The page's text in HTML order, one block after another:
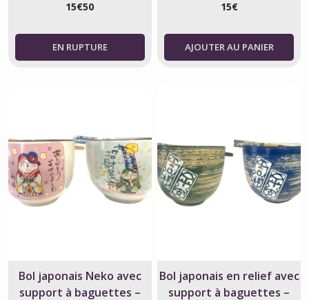
15€50 15€
AJOUTER AU PANIER
Bol japonais Neko avec
support à baguettes –
Bol japonais en relief avec
support à baguettes –